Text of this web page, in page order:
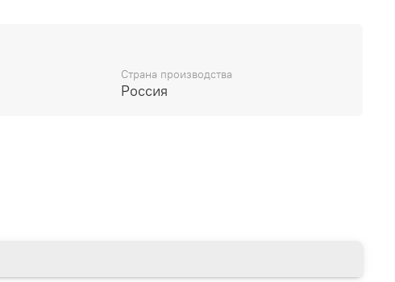
Страна производства
Россия